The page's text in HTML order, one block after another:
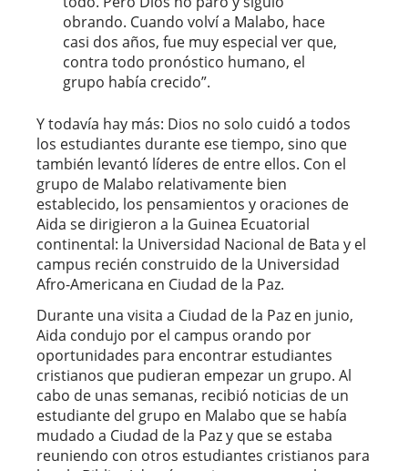
obrando. Cuando volví a Malabo, hace
casi dos años, fue muy especial ver que,
contra todo pronóstico humano, el
grupo había crecido”.
Y todavía hay más: Dios no solo cuidó a todos
los estudiantes durante ese tiempo, sino que
también levantó líderes de entre ellos. Con el
grupo de Malabo relativamente bien
establecido, los pensamientos y oraciones de
Aida se dirigieron a la Guinea Ecuatorial
continental: la Universidad Nacional de Bata y el
campus recién construido de la Universidad
Afro-Americana en Ciudad de la Paz.
Durante una visita a Ciudad de la Paz en junio,
Aida condujo por el campus orando por
oportunidades para encontrar estudiantes
cristianos que pudieran empezar un grupo. Al
cabo de unas semanas, recibió noticias de un
estudiante del grupo en Malabo que se había
mudado a Ciudad de la Paz y que se estaba
reuniendo con otros estudiantes cristianos para